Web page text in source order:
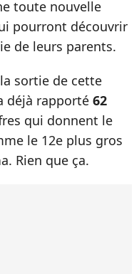
toute nouvelle
pourront découvrir
de leurs parents.
sortie de cette
déjà rapporté 62
qui donnent le
le 12e plus gros
Rien que ça.